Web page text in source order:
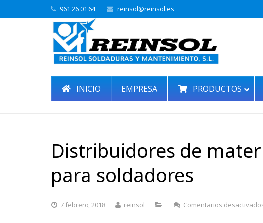
961 26 01 64 reinsol@reinsol.es
INICIO EMPRESA PRODUCTOS
Distribuidores de
para soldadores
7 febrero, 2018 reinsol Comentarios